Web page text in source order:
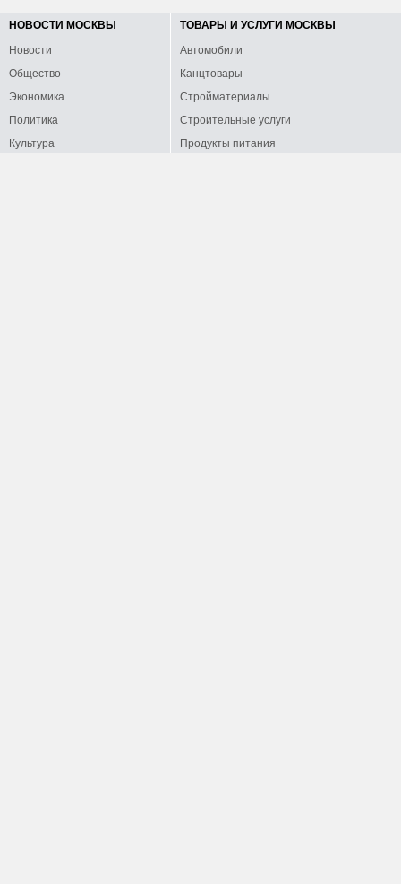
НОВОСТИ МОСКВЫ
Новости
Общество
Экономика
Политика
Культура
ТОВАРЫ И УСЛУГИ МОСКВЫ
Автомобили
Канцтовары
Стройматериалы
Строительные услуги
Продукты питания